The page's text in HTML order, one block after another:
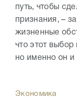
путь, чтобы
признания, –
жизненные
что этот выбор
но именно он
Экономика